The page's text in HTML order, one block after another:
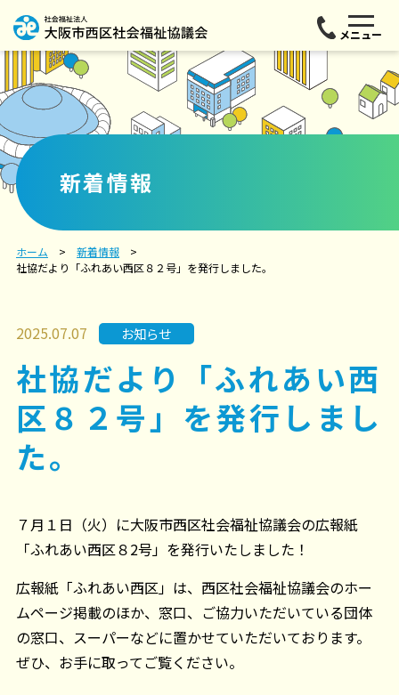
メニュー
新着情報
ホーム
新着情報
社協だより「ふれあい西区８２号」を発行しました。
2025.07.07 お知らせ
社協だより「ふれあい西
区８２号」を発行しまし
た。
７月１日（火）に大阪市西区社会福祉協議会の広報紙
「ふれあい西区８2号」を発行いたしました！
広報紙「ふれあい西区」は、西区社会福祉協議会のホー
ムページ掲載のほか、窓口、ご協力いただいている団体
の窓口、スーパーなどに置かせていただいております。
ぜひ、お手に取ってご覧ください。